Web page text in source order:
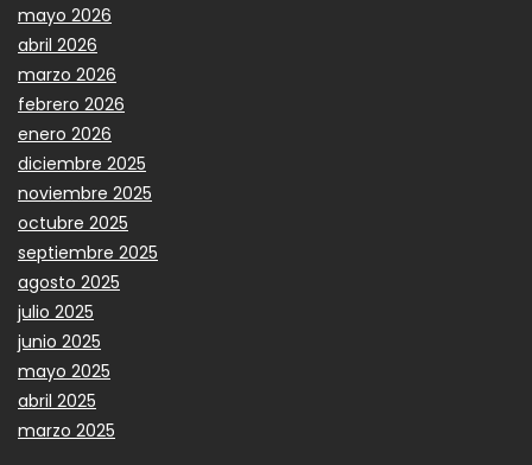
mayo 2026
abril 2026
marzo 2026
febrero 2026
enero 2026
diciembre 2025
noviembre 2025
octubre 2025
septiembre 2025
agosto 2025
julio 2025
junio 2025
mayo 2025
abril 2025
marzo 2025